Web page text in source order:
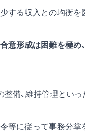
する収入との均衡を
意形成は困難を極め、
備、維持管理といっ
等に従って事務分掌